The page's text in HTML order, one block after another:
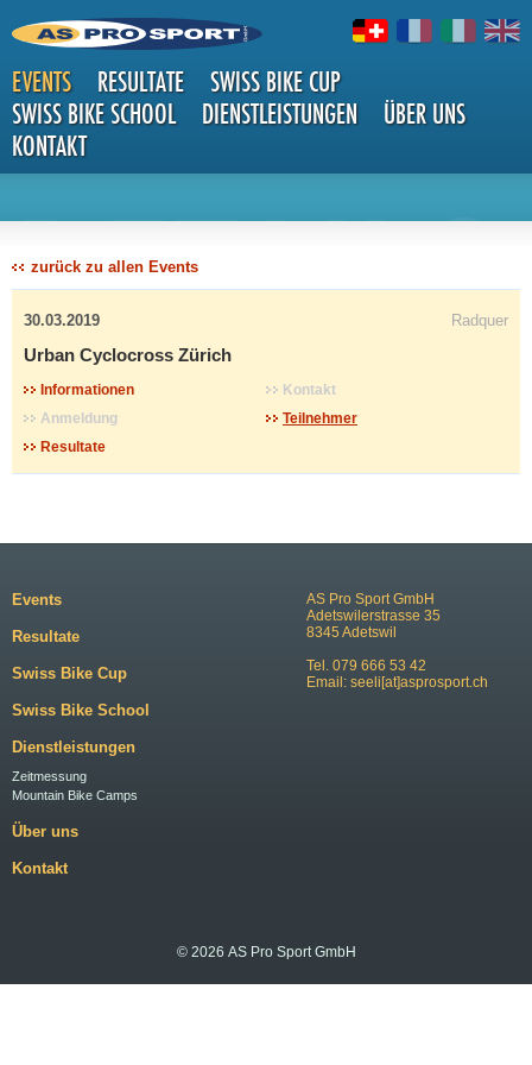
EVENTS RESULTATE
SWISS BIKE CUP
SWISS BIKE SCHOOL
DIENSTLEISTUNGEN
ÜBER UNS
KONTAKT
DETAILS
zurück zu allen Events
30.03.2019 Radquer
Urban Cyclocross Zürich
Informationen
Kontakt
Anmeldung
Teilnehmer
Resultate
AS Pro Sport GmbH
Adetswilerstrasse 35
8345 Adetswil
Tel. 079 666 53 42
Email: seeli[at]asprosport.ch
Events
Resultate
Swiss Bike Cup
Swiss Bike School
Dienstleistungen
Zeitmessung
Mountain Bike Camps
Über uns
Kontakt
© 2026 AS Pro Sport GmbH